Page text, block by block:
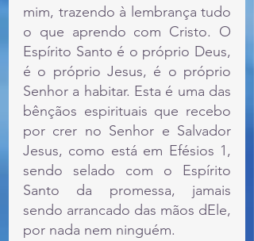
mim, trazendo à lembrança tudo
o que aprendo com Cristo. O
Espírito Santo é o próprio Deus,
é o próprio Jesus, é o próprio
Senhor a habitar. Esta é uma das
bênçãos espirituais que recebo
por crer no Senhor e Salvador
Jesus, como está em Efésios 1,
sendo selado com o Espírito
Santo da promessa, jamais
sendo arrancado das mãos dEle,
por nada nem ninguém.